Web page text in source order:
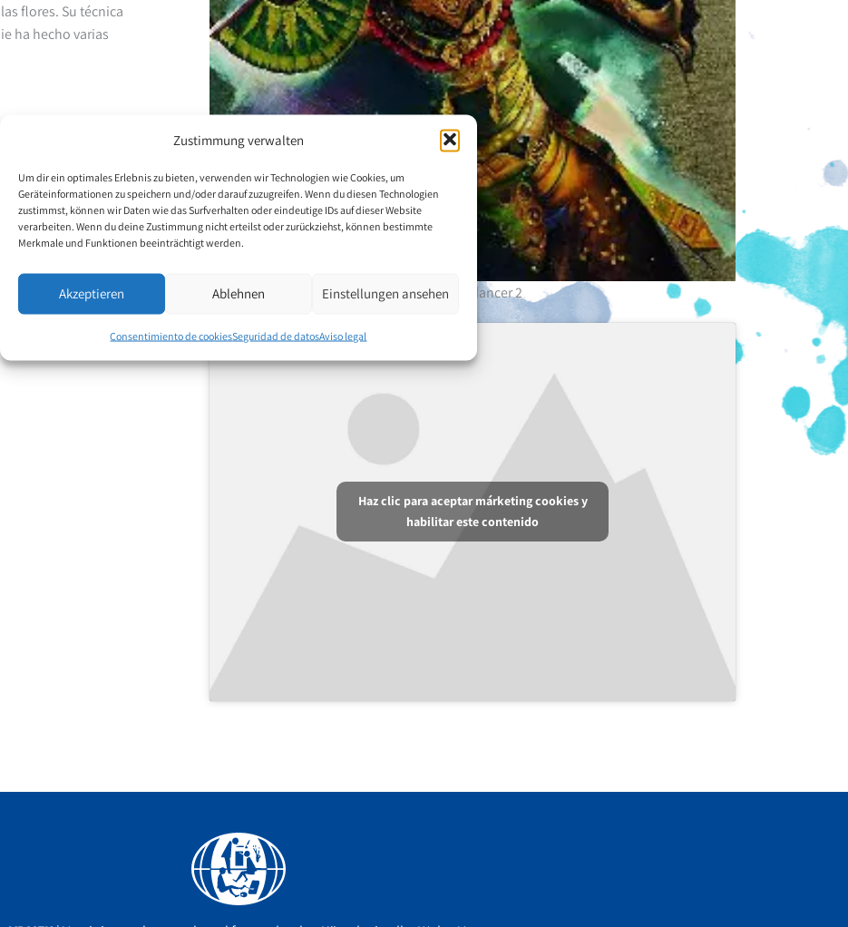
Zustimmung verwalten
Um dir ein optimales Erlebnis zu bieten, verwenden wir Technologien wie Cookies, um
Geräteinformationen zu speichern und/oder darauf zuzugreifen. Wenn du diesen Technologien
zustimmst, können wir Daten wie das Surfverhalten oder eindeutige IDs auf dieser Website
verarbeiten. Wenn du deine Zustimmung nicht erteilst oder zurückziehst, können bestimmte
Merkmale und Funktionen beeinträchtigt werden.
Akzeptieren Ablehnen Einstellungen ansehen
Consentimiento de cookiesSeguridad de datosAviso legal
flores. Su técnica
ha hecho varias
Legong dancer 2
Haz clic para aceptar márketing cookies y
habilitar este contenido
Facebook
YouTube
Instagram